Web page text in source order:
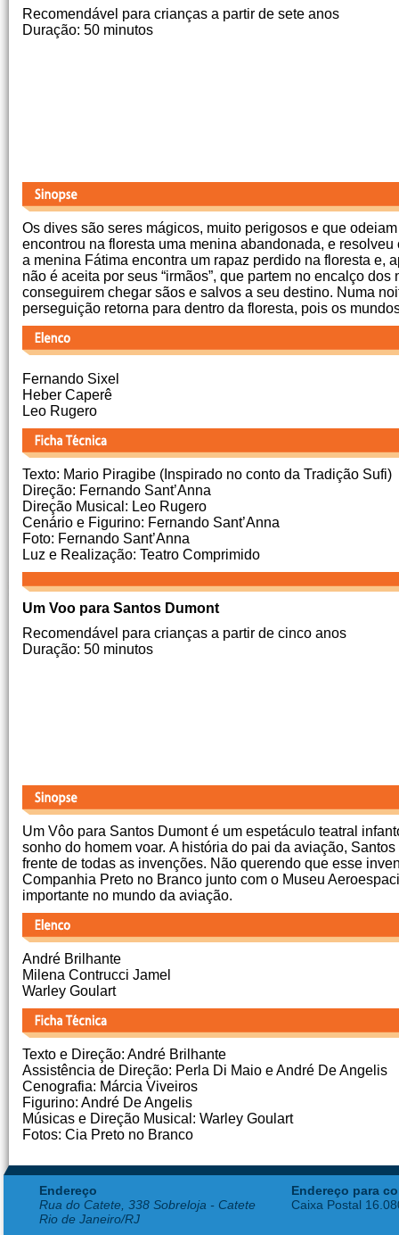
Recomendável para crianças a partir de sete anos
Duração: 50 minutos
Os dives são seres mágicos, muito perigosos e que
encontrou na floresta uma menina abandonada, e
a menina Fátima encontra um rapaz perdido na floresta e,
não é aceita por seus “irmãos”, que partem no encalço
conseguirem chegar sãos e salvos a seu destino. Numa
perseguição retorna para dentro da floresta, pois os
Fernando Sixel
Heber Caperê
Leo Rugero
Texto: Mario Piragibe (Inspirado no conto da Tradição Sufi)
Direção: Fernando Sant’Anna
Direção Musical: Leo Rugero
Cenário e Figurino: Fernando Sant’Anna
Foto: Fernando Sant’Anna
Luz e Realização: Teatro Comprimido
Um Voo para Santos Dumont
Recomendável para crianças a partir de cinco anos
Duração: 50 minutos
Um Vôo para Santos Dumont é um espetáculo teatral
sonho do homem voar. A história do pai da aviação,
frente de todas as invenções. Não querendo que esse
Companhia Preto no Branco junto com o Museu
importante no mundo da aviação.
André Brilhante
Milena Contrucci Jamel
Warley Goulart
Texto e Direção: André Brilhante
Assistência de Direção: Perla Di Maio e André De Angelis
Cenografia: Márcia Viveiros
Figurino: André De Angelis
Músicas e Direção Musical: Warley Goulart
Fotos: Cia Preto no Branco
Endereço
Rua do Catete, 338 Sobreloja - Catete
Rio de Janeiro/RJ
Endereço para
Caixa Postal